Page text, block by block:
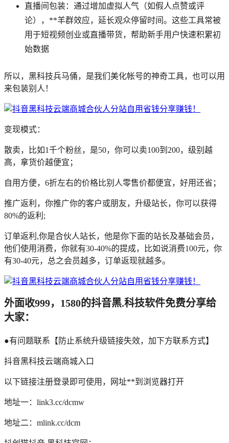
‌直播间包装‌：通过增加虚拟人气（如假人点赞或评
论），**羊群效应，延长观众停留时间。这些工具常被
用于短视频创业或直播带货，帮助新手用户快速积累初
始数据
所以，黑科技兵马俑，是我们美化帐号的神奇工具，也可以用
来包装别人！
变现模式：
散卖，比如1千个粉丝，是50，你可以卖100到200，级别越
高，拿货价越便宜；
自用方便，6折左右的价格比别人零售价都便宜，好用还省；
推广返利，你推广你的客户或朋友，升级站长，你可以获得
80%的返利;
订单返利,你是合伙人站长，他是你下面的站长及基础会员，
他们使用消费，你就有30-40%的提成，比如说消费100元，你
有30-40元，总之会员越多，订单返现就越多。
外面收999，1580的抖音黑.科技软件免费分享给
大家：
●有问题联系【防止系统升级链接失效，加下方联系方式】
抖音黑科技云端商城入口
以下链接注册登录即可使用，网址**到浏览器打开
地址一：link3.cc/dcmw
地址二：mlink.cc/dcm